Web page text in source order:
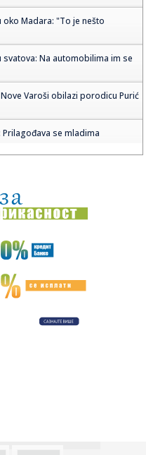
Madara: "To je nešto
svatova: Na automobilima im se
Varoši obilazi porodicu Purić
Prilagođava se mladima
krivične prijave protiv NN
ali nije znao da će ga
a mi smo pronašli beauty
standarde EU za bezbednost